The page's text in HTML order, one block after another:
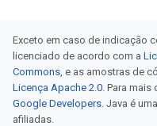
Exceto em caso de indicação
licenciado de acordo com a
Commons, e as amostras de
Licença Apache 2.0. Para mais
Google Developers. Java é
afiliadas.